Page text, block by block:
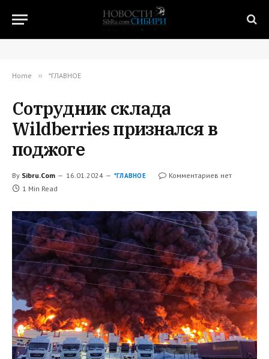
Home » *ГЛАВНОЕ
Сотрудник склада
Wildberries признался в
поджоге
By Sibru.Com 16.01.2024 *ГЛАВНОЕ
Комментариев нет
1 Min Read